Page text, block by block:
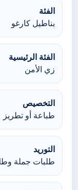
الفئة
بناطيل كارغو
الفئة الرئيسية
زي الأمن
التخصيص
طباعة أو تطريز
التوريد
طلبات جملة